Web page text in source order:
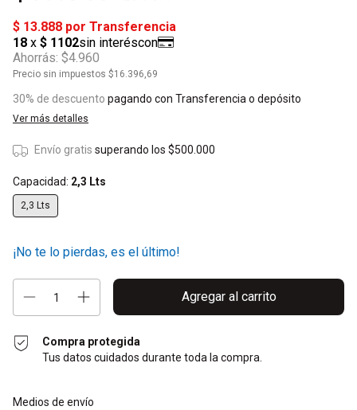
Ahorrás: $4.960
Precio sin impuestos $16.396,69
30% de descuento pagando con Transferencia o depósito
Ver más detalles
Envío gratis superando los $500.000
Capacidad: 2,3 Lts
2,3 Lts
¡No te lo pierdas, es el último!
Compra protegida
Tus datos cuidados durante toda la compra.
Entregas para el CP:
Medios de envío